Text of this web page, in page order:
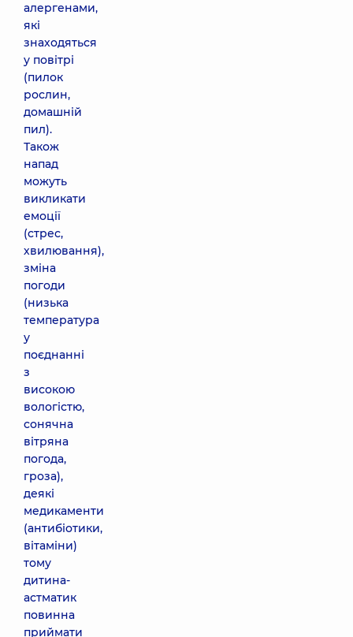
алергенами,
які
знаходяться
у повітрі
(пилок
рослин,
домашній
пил).
Також
напад
можуть
викликати
емоції
(стрес,
хвилювання),
зміна
погоди
(низька
температура
у
поєднанні
з
високою
вологістю,
сонячна
вітряна
погода,
гроза),
деякі
медикаменти
(антибіотики,
вітаміни)
тому
дитина-
астматик
повинна
приймати